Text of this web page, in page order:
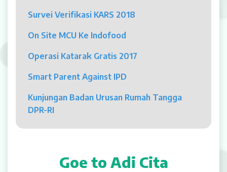
Pelayanan
Rawat Jalan
Rawat Inap
Kamar Operasi
Rehabilitasi Medik
Survei Verifikasi KARS 2018
On Site MCU Ke Indofood
Operasi Katarak Gratis 2017
Smart Parent Against IPD
Kunjungan Badan Urusan Rumah Tangga
DPR-RI
Goe to Adi Cita